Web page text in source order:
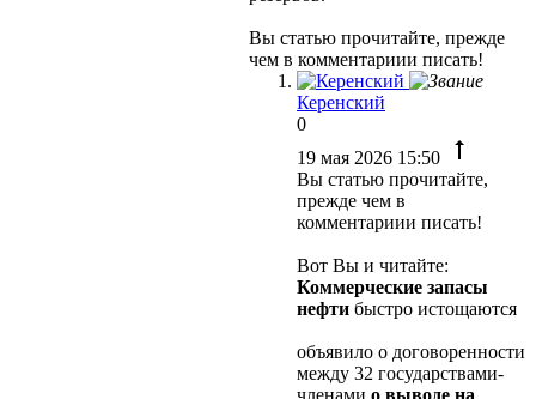
Вы статью прочитайте, прежде
чем в комментариии писать!
Керенский
0
19 мая 2026 15:50
Вы статью прочитайте,
прежде чем в
комментариии писать!
Вот Вы и читайте:
Коммерческие запасы
нефти быстро истощаются
объявило о договоренности
между 32 государствами-
членами о выводе на